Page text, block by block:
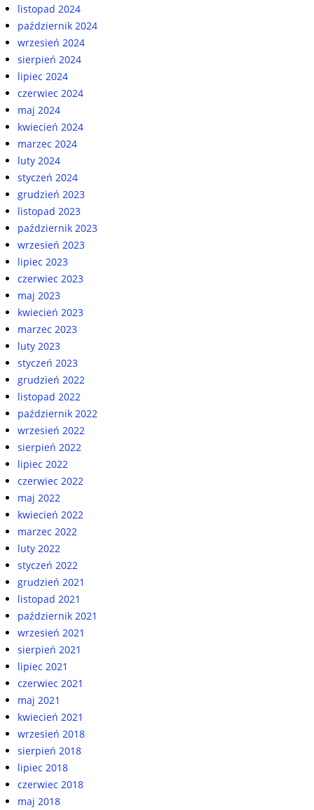
listopad 2024
październik 2024
wrzesień 2024
sierpień 2024
lipiec 2024
czerwiec 2024
maj 2024
kwiecień 2024
marzec 2024
luty 2024
styczeń 2024
grudzień 2023
listopad 2023
październik 2023
wrzesień 2023
lipiec 2023
czerwiec 2023
maj 2023
kwiecień 2023
marzec 2023
luty 2023
styczeń 2023
grudzień 2022
listopad 2022
październik 2022
wrzesień 2022
sierpień 2022
lipiec 2022
czerwiec 2022
maj 2022
kwiecień 2022
marzec 2022
luty 2022
styczeń 2022
grudzień 2021
listopad 2021
październik 2021
wrzesień 2021
sierpień 2021
lipiec 2021
czerwiec 2021
maj 2021
kwiecień 2021
wrzesień 2018
sierpień 2018
lipiec 2018
czerwiec 2018
maj 2018